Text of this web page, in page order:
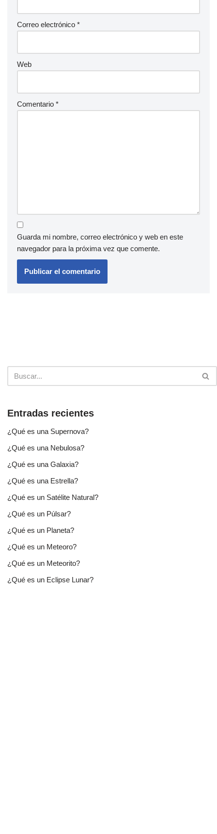
Correo electrónico *
Web
Comentario *
Guarda mi nombre, correo electrónico y web en este
navegador para la próxima vez que comente.
Entradas recientes
¿Qué es una Supernova?
¿Qué es una Nebulosa?
¿Qué es una Galaxia?
¿Qué es una Estrella?
¿Qué es un Satélite Natural?
¿Qué es un Púlsar?
¿Qué es un Planeta?
¿Qué es un Meteoro?
¿Qué es un Meteorito?
¿Qué es un Eclipse Lunar?